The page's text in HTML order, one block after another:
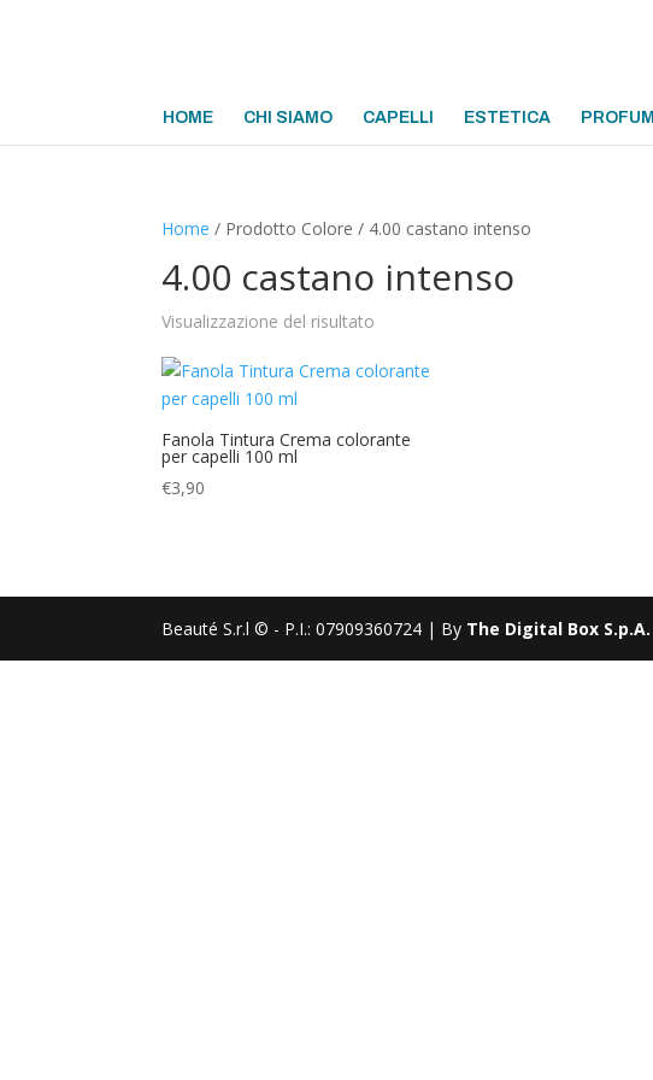
HOME CHI SIAMO CAPELLI ESTETICA PROFUMI
Home / Prodotto Colore / 4.00 castano intenso
4.00 castano intenso
Visualizzazione del risultato
Fanola Tintura Crema colorante
per capelli 100 ml
€3,90
Beauté S.r.l © - P.I.: 07909360724 | By The Digital Box S.p.A.